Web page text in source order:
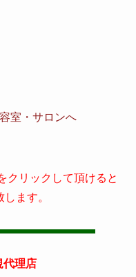
クリックして頂けると
ます。
理店